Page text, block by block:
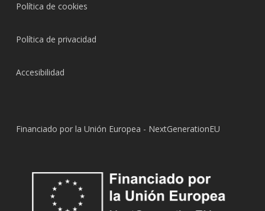
Política de cookies
Política de privacidad
Accesibilidad
Financiado por la Unión Europea - NextGenerationEU